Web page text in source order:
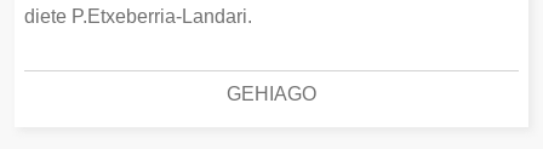
diete P.Etxeberria-Landari.
GEHIAGO